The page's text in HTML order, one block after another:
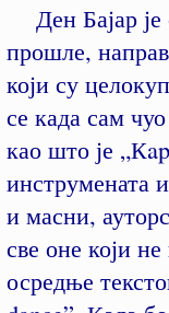
Ден Бајар је
прошле,
који су
се када сам
као што је
инструмената
и масни,
све оне који
осредње